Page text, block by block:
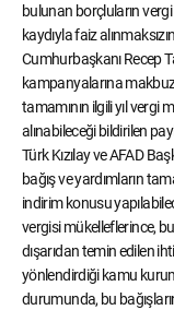
bulunan borçluların
kaydıyla faiz
Cumhurbaşkanı Recep
kampanyalarına makbuz
tamamının ilgili yıl vergi
alınabileceği bildirilen
Türk Kızılay ve AFAD
bağış ve yardımların
indirim konusu
vergisi mükelleflerince,
dışarıdan temin edilen
yönlendirdiği kamu
durumunda, bu